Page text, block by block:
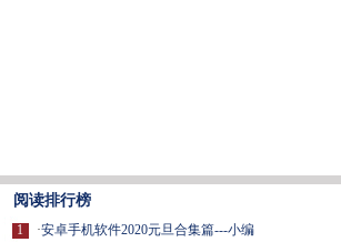
阅读排行榜
1
·安卓手机软件2020元旦合集篇---小编